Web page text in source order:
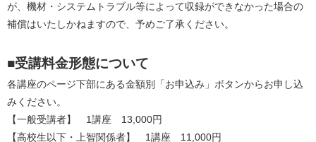
が、機材・システムトラブル等によって収録ができなかった場合の
補償はいたしかねますので、予めご了承ください。
■受講料金形態について
各講座のページ下部にある金額別「お申込み」ボタンからお申し込
みください。
【一般受講者】　1講座　13,000円
【高校生以下・上智関係者】　1講座　11,000円